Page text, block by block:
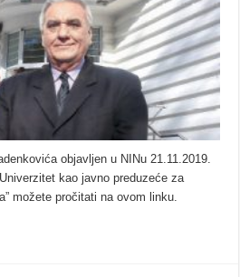
objavljen u NINu 21.11.2019.
kao javno preduzeće za
možete pročitati na ovom linku.